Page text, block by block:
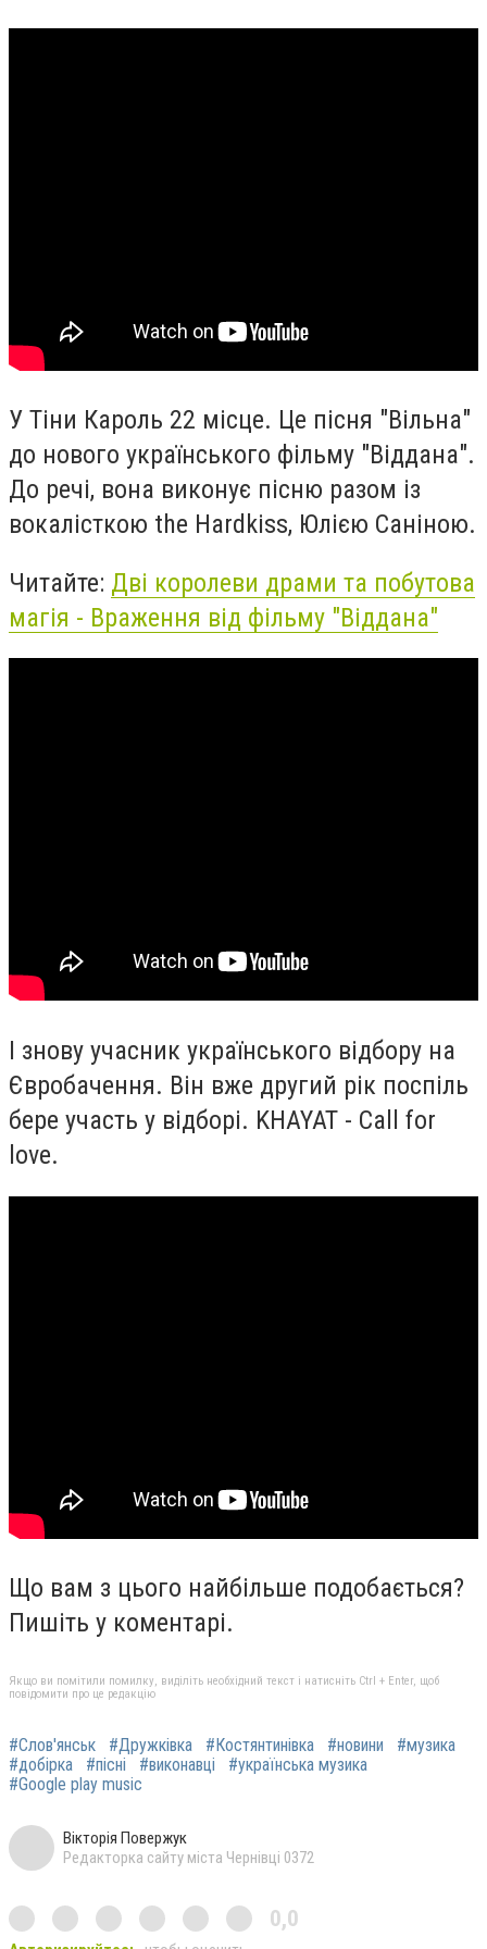
У Тіни Кароль 22 місце. Це пісня "Вільна"
до нового українського фільму "Віддана".
До речі, вона виконує пісню разом із
вокалісткою the Hardkiss, Юлією Саніною.
Читайте: Дві королеви драми та побутова
магія - Враження від фільму "Віддана"
І знову учасник українського відбору на
Євробачення. Він вже другий рік поспіль
бере участь у відборі. KHAYAT - Call for
love.
Що вам з цього найбільше подобається?
Пишіть у коментарі.
Якщо ви помітили помилку, виділіть необхідний текст і натисніть Ctrl + Enter, щоб
повідомити про це редакцію
#Слов'янськ #Дружківка #Костянтинівка #новини
#музика
#добірка
#пісні #виконавці
#українська музика
#Google play music
Вікторія Повержук
Редакторка сайту міста Чернівці 0372
0,0